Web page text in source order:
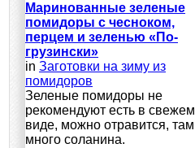
Маринованные зеленые
помидоры с чесноком,
перцем и зеленью «По-
грузински»
in Заготовки на зиму из
помидоров
Зеленые помидоры не
рекомендуют есть в свежем
виде, можно отравится, там
много соланина.